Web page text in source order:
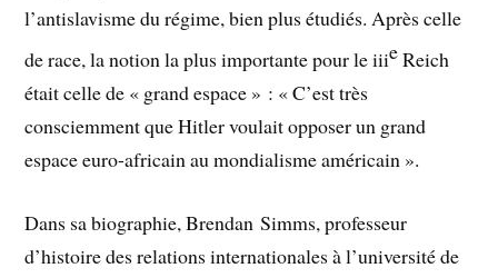
l’antislavisme du régime, bien plus étudiés. Après celle
de race, la notion la plus importante pour le iiieReich
était celle de « grand espace » : « C’est très
consciemment que Hitler voulait opposer un grand
espace euro-africain au mondialisme américain ».
Dans sa biographie, Brendan Simms, professeur
d’histoire des relations internationales à l’université de